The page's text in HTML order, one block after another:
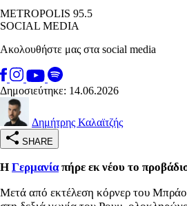
METROPOLIS 95.5
SOCIAL MEDIA
Ακολουθήστε μας στα social media
Δημοσιεύτηκε: 14.06.2026
Δημήτρης Καλαϊτζής
SHARE
Η Γερμανίαπήρε εκ νέου το
Μετά από εκτέλεση κόρνερ του